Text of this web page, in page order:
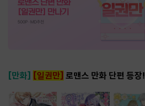
[만화] [일권만] 로맨스 만화 단편 등장!